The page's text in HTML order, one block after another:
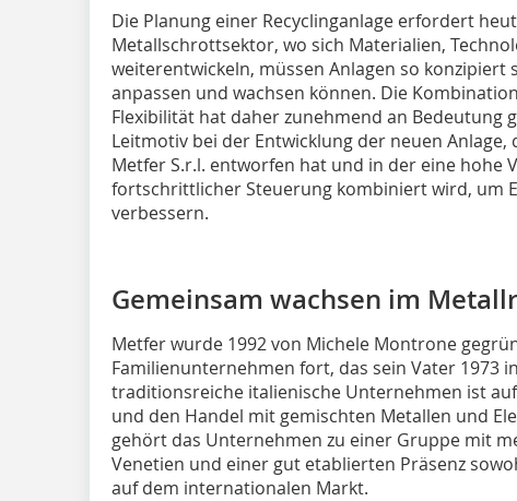
Die Planung einer Recyclinganlage erfordert
Metallschrottsektor, wo sich Materialien,
weiterentwickeln, müssen Anlagen so konzipiert
anpassen und wachsen können. Die
Flexibilität hat daher zunehmend an Bedeutung
Leitmotiv bei der Entwicklung der neuen Anlage,
Metfer S.r.l. entworfen hat und in der eine hohe
fortschrittlicher Steuerung kombiniert wird, um
verbessern.
Gemeinsam wachsen im
Metfer wurde 1992 von Michele Montrone
Familienunternehmen fort, das sein Vater 1973
traditionsreiche italienische Unternehmen ist
und den Handel mit gemischten Metallen und
gehört das Unternehmen zu einer Gruppe mit
Venetien und einer gut etablierten Präsenz
auf dem internationalen Markt.